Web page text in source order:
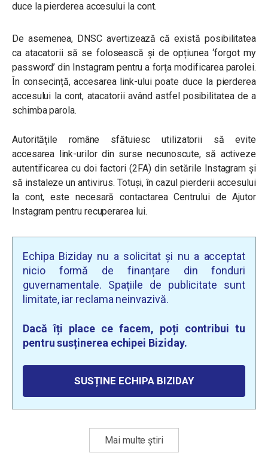
duce la pierderea accesului la cont.
De asemenea, DNSC avertizează că există posibilitatea
ca atacatorii să se folosească și de opțiunea ‘forgot my
password’ din Instagram pentru a forța modificarea parolei.
În consecință, accesarea link-ului poate duce la pierderea
accesului la cont, atacatorii având astfel posibilitatea de a
schimba parola.
Autoritățile române sfătuiesc utilizatorii să evite
accesarea link-urilor din surse necunoscute, să activeze
autentificarea cu doi factori (2FA) din setările Instagram și
să instaleze un antivirus. Totuși, în cazul pierderii accesului
la cont, este necesară contactarea Centrului de Ajutor
Instagram pentru recuperarea lui.
Echipa Biziday nu a solicitat și nu a acceptat
nicio formă de finanțare din fonduri
guvernamentale. Spațiile de publicitate sunt
limitate, iar reclama neinvazivă.
Dacă îți place ce facem, poți contribui tu
pentru susținerea echipei Biziday.
SUSȚINE ECHIPA BIZIDAY
Mai multe știri